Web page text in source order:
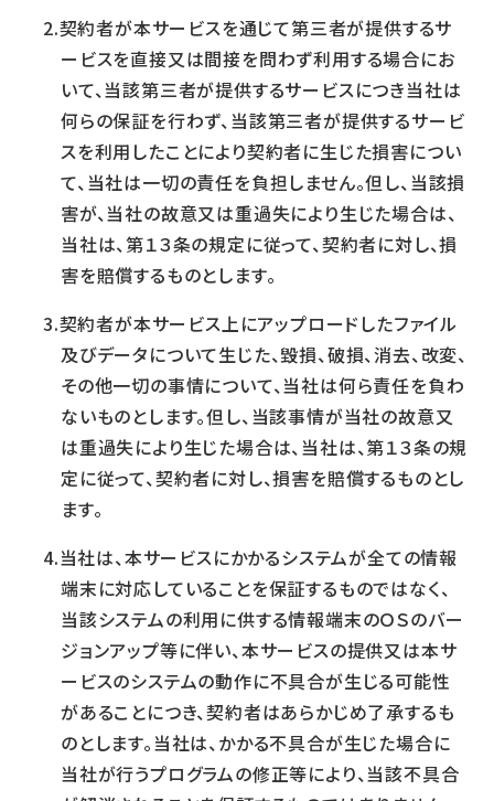
契約者が本サービスを通じて第三者が提供するサ
ービスを直接又は間接を問わず利用する場合にお
いて、当該第三者が提供するサービスにつき当社は
何らの保証を行わず、当該第三者が提供するサービ
スを利用したことにより契約者に生じた損害につい
て、当社は一切の責任を負担しません。但し、当該損
害が、当社の故意又は重過失により生じた場合は、
当社は、第１３条の規定に従って、契約者に対し、損
害を賠償するものとします。
契約者が本サービス上にアップロードしたファイル
及びデータについて生じた、毀損、破損、消去、改変、
その他一切の事情について、当社は何ら責任を負わ
ないものとします。但し、当該事情が当社の故意又
は重過失により生じた場合は、当社は、第１３条の規
定に従って、契約者に対し、損害を賠償するものとし
ます。
当社は、本サービスにかかるシステムが全ての情報
端末に対応していることを保証するものではなく、
当該システムの利用に供する情報端末のＯＳのバー
ジョンアップ等に伴い、本サービスの提供又は本サ
ービスのシステムの動作に不具合が生じる可能性
があることにつき、契約者はあらかじめ了承するも
のとします。当社は、かかる不具合が生じた場合に
当社が行うプログラムの修正等により、当該不具合